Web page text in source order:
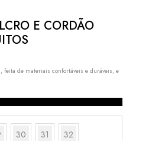
E CORDÃO
de materiais confortáveis e duráveis, e
30 31 32